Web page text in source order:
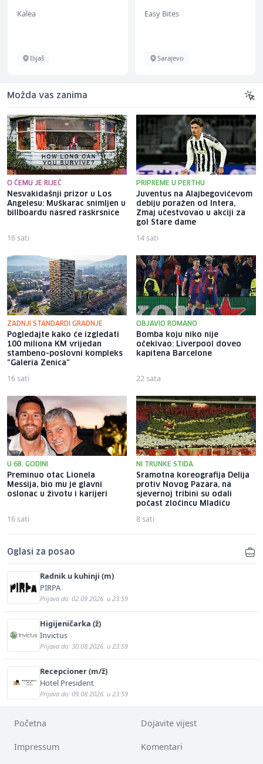
Kalea
Ilijaš
ž)
Easy Bites
Sarajevo
Možda vas zanima
O ČEMU JE RIJEČ
Nesvakidašnji prizor u Los
Angelesu: Muškarac snimljen u
billboardu nasred raskrsnice
16 sati
PRIPREME U PERTHU
Juventus na Alajbegovićevom
debiju poražen od Intera,
Zmaj učestvovao u akciji za
gol Stare dame
14 sati
ZADNJI STANDARDI GRADNJE
Pogledajte kako će izgledati
100 miliona KM vrijedan
stambeno-poslovni kompleks
"Galeria Zenica"
16 sati
OBJAVIO ROMANO
Bomba koju niko nije
očekivao: Liverpool doveo
kapitena Barcelone
22 sata
U 68. GODINI
Preminuo otac Lionela
Messija, bio mu je glavni
oslonac u životu i karijeri
16 sati
NI TRUNKE STIDA
Sramotna koreografija Delija
protiv Novog Pazara, na
sjevernoj tribini su odali
počast zločincu Mladiću
8 sati
Oglasi za posao
Radnik u kuhinji (m)
PIRPA
Prijava do: 02.09.2026. u 23:59
Higijeničarka (ž)
Invictus
Prijava do: 30.08.2026. u 23:59
Recepcioner (m/ž)
Hotel President
Prijava do: 09.08.2026. u 23:59
Početna Dojavite vijest
Impressum Komentari